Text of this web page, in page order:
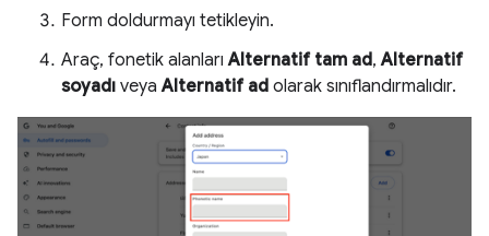
Form doldurmayı tetikleyin.
Araç, fonetik alanlarıAlternatif tam ad,Alternatif
soyadı veyaAlternatif ad olarak sınıflandırmalıdır.